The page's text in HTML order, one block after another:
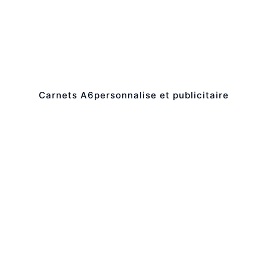
Carnets A6personnalise et publicitaire